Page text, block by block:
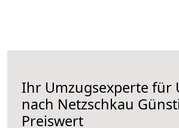
Ihr Umzugsexperte für
nach Netzschkau
Preiswert